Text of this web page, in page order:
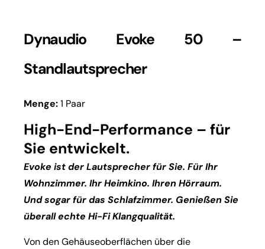
Dynaudio Evoke 50 –
Standlautsprecher
Menge:1 Paar
High-End-Performance – für
Sie entwickelt.
Evoke ist der Lautsprecher für Sie. Für Ihr
Wohnzimmer. Ihr Heimkino. Ihren Hörraum.
Und sogar für das Schlafzimmer. Genießen Sie
überall echte Hi-Fi Klangqualität.
Von den Gehäuseoberflächen über die